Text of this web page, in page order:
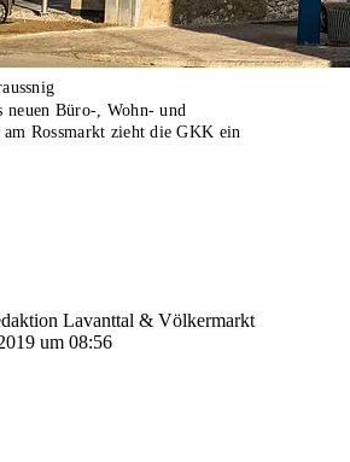
neuen Büro-, Wohn- und
am Rossmarkt zieht die GKK ein
Lavanttal & Völkermarkt
um 08:56